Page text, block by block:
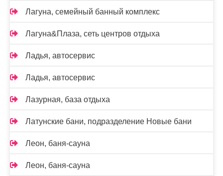
Лагуна, семейный банный комплекс
Лагуна&Плаза, сеть центров отдыха
Ладья, автосервис
Ладья, автосервис
Лазурная, база отдыха
Латунские бани, подразделение Новые бани
Леон, баня-сауна
Леон, баня-сауна